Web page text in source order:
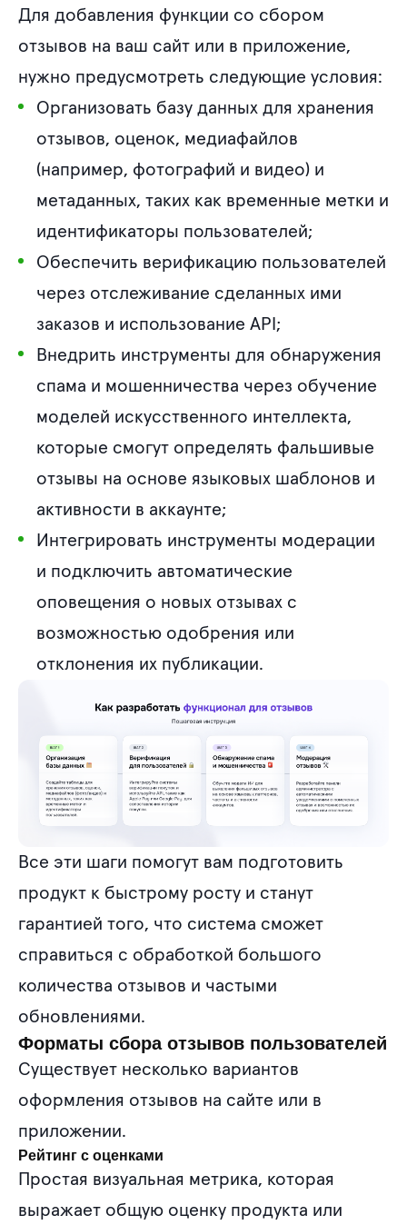
Для добавления функции со сбором
отзывов на ваш сайт или в приложение,
нужно предусмотреть следующие условия:
Организовать базу данных для хранения
отзывов, оценок, медиафайлов
(например, фотографий и видео) и
метаданных, таких как временные метки и
идентификаторы пользователей;
Обеспечить верификацию пользователей
через отслеживание сделанных ими
заказов и использование API;
Внедрить инструменты для обнаружения
спама и мошенничества через обучение
моделей искусственного интеллекта,
которые смогут определять фальшивые
отзывы на основе языковых шаблонов и
активности в аккаунте;
Интегрировать инструменты модерации
и подключить автоматические
оповещения о новых отзывах с
возможностью одобрения или
отклонения их публикации.
Все эти шаги помогут вам подготовить
продукт к быстрому росту и станут
гарантией того, что система сможет
справиться с обработкой большого
количества отзывов и частыми
обновлениями.
Форматы сбора отзывов пользователей
Существует несколько вариантов
оформления отзывов на сайте или в
приложении.
Рейтинг с оценками
Простая визуальная метрика, которая
выражает общую оценку продукта или